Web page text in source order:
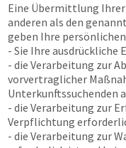
Eine Übermittlung
anderen als den
geben Ihre
- Sie Ihre
- die Verarbeitung zur
vorvertraglicher
Unterkunftssuchenden
- die Verarbeitung zur
Verpflichtung
- die Verarbeitung zur